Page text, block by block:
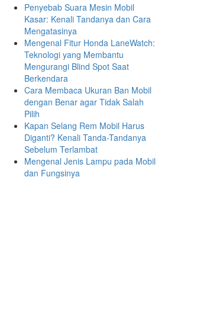
Penyebab Suara Mesin Mobil
Kasar: Kenali Tandanya dan Cara
Mengatasinya
Mengenal Fitur Honda LaneWatch:
Teknologi yang Membantu
Mengurangi Blind Spot Saat
Berkendara
Cara Membaca Ukuran Ban Mobil
dengan Benar agar Tidak Salah
Pilih
Kapan Selang Rem Mobil Harus
Diganti? Kenali Tanda-Tandanya
Sebelum Terlambat
Mengenal Jenis Lampu pada Mobil
dan Fungsinya